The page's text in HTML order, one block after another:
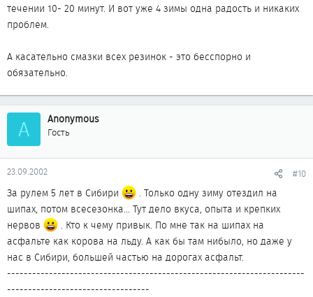
течении 10- 20 минут. И вот уже 4 зимы одна радость и никаких
проблем.
А касательно смазки всех резинок - это бесспорно и
обязательно.
A Anonymous
Гость
23.09.2002 #10
За рулем 5 лет в Сибири
. Только одну зиму отездил на
шипах, потом всесезонка... Тут дело вкуса, опыта и крепких
нервов
. Кто к чему привык. По мне так на шипах на
асфальте как корова на льду. А как бы там нибыло, но даже у
нас в Сибири, большей частью на дорогах асфальт.
-----------------------------------------------------------------------
----------------------------------